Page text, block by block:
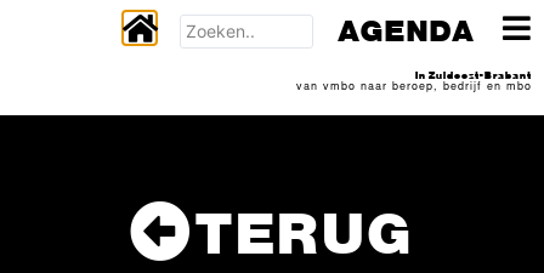
TERUG
AGENDA
In Zuidoost-Brabant
van vmbo naar beroep, bedrijf en mbo